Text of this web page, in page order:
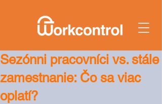
Sezónni pracovníci vs. stále
zamestnanie: Čo sa viac
oplatí?